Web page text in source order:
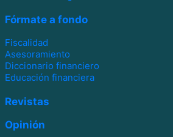
Fórmate a fondo
Fiscalidad
Asesoramiento
Diccionario financiero
Educación financiera
Revistas
Opinión